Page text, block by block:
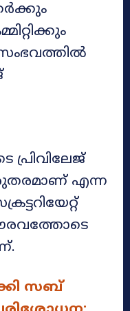
എന്ന
സബ്